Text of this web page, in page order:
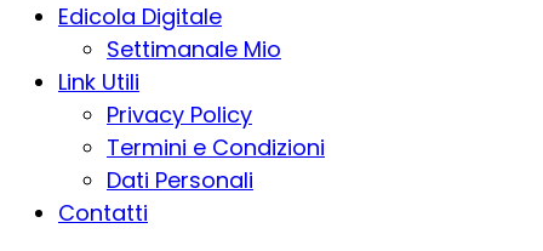
Edicola Digitale
Settimanale Mio
Link Utili
Privacy Policy
Termini e Condizioni
Dati Personali
Contatti